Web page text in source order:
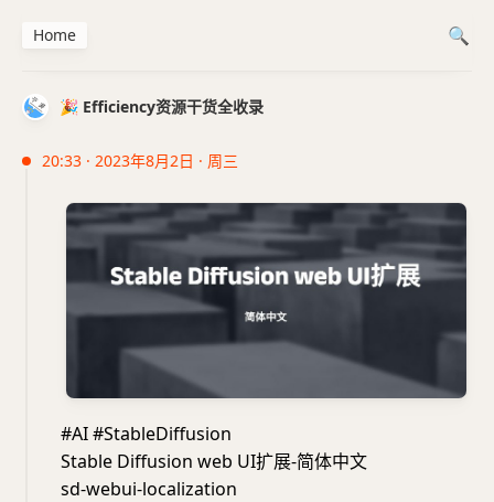
🎉 Efficiency资源干货全收录
20:33 · 2023年8月2日 · 周三
#AI #StableDiffusion
Stable Diffusion web UI扩展-简体中文
sd-webui-localization
Home